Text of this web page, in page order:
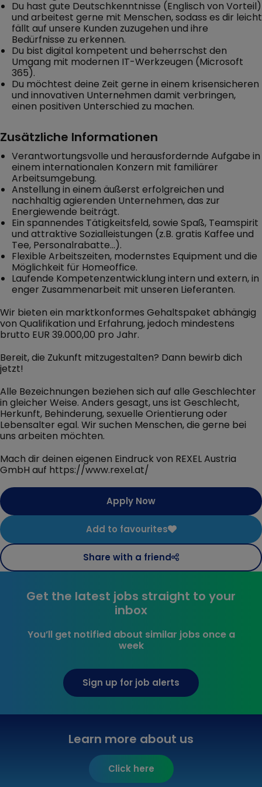
Du hast gute Deutschkenntnisse (Englisch von Vorteil)
und arbeitest gerne mit Menschen, sodass es dir leicht
fällt auf unsere Kunden zuzugehen und ihre
Bedürfnisse zu erkennen.
Du bist digital kompetent und beherrschst den
Umgang mit modernen IT-Werkzeugen (Microsoft
365).
Du möchtest deine Zeit gerne in einem krisensicheren
und innovativen Unternehmen damit verbringen,
einen positiven Unterschied zu machen.
Zusätzliche Informationen
Verantwortungsvolle und herausfordernde Aufgabe in
einem internationalen Konzern mit familiärer
Arbeitsumgebung.
Anstellung in einem äußerst erfolgreichen und
nachhaltig agierenden Unternehmen, das zur
Energiewende beiträgt.
Ein spannendes Tätigkeitsfeld, sowie Spaß, Teamspirit
und attraktive Sozialleistungen (z.B. gratis Kaffee und
Tee, Personalrabatte...).
Flexible Arbeitszeiten, modernstes Equipment und die
Möglichkeit für Homeoffice.
Laufende Kompetenzentwicklung intern und extern, in
enger Zusammenarbeit mit unseren Lieferanten.
Wir bieten ein marktkonformes Gehaltspaket abhängig
von Qualifikation und Erfahrung, jedoch mindestens
brutto EUR 39.000,00 pro Jahr.
Bereit, die Zukunft mitzugestalten? Dann bewirb dich
jetzt!
Alle Bezeichnungen beziehen sich auf alle Geschlechter
in gleicher Weise. Anders gesagt, uns ist Geschlecht,
Herkunft, Behinderung, sexuelle Orientierung oder
Lebensalter egal. Wir suchen Menschen, die gerne bei
uns arbeiten möchten.
Mach dir deinen eigenen Eindruck von REXEL Austria
GmbH auf https://www.rexel.at/
Apply Now
Add to favourites
Share with a friend
Get the latest jobs straight to your
inbox
You’ll get notified about similar jobs once a
week
Sign up for job alerts
Learn more about us
Click here